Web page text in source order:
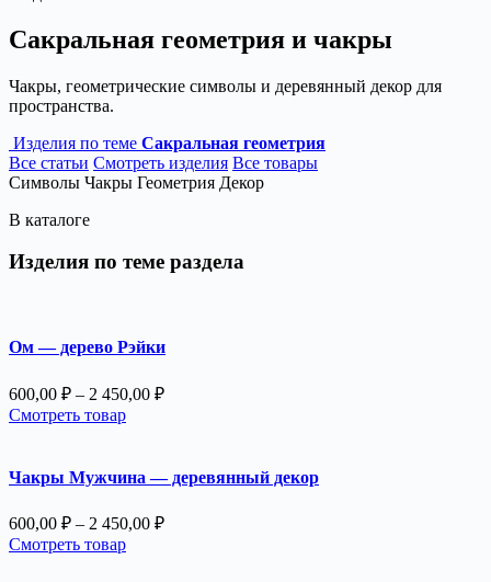
Сакральная геометрия и чакры
Чакры, геометрические символы и деревянный декор для
пространства.
Изделия по теме Сакральная геометрия
Все статьи Смотреть изделия Все товары
Символы Чакры Геометрия Декор
В каталоге
Изделия по теме раздела
Ом — дерево Рэйки
600,00 ₽ – 2 450,00 ₽Диапазон
Смотреть товар
Чакры Мужчина — деревянный декор
600,00 ₽ – 2 450,00 ₽Диапазон
Смотреть товар